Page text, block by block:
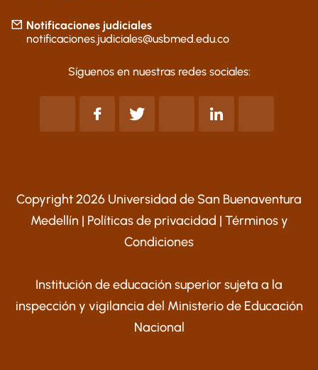
Notificaciones judiciales
notificaciones.judiciales@usbmed.edu.co
Síguenos en nuestras redes sociales:
Copyright 2026 Universidad de San Buenaventura
Medellín | Políticas de privacidad | Términos y
Condiciones
Institución de educación superior sujeta a la
inspección y vigilancia del Ministerio de Educación
Nacional